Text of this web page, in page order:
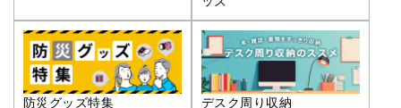
防災グッズ特集 デスク周り収納